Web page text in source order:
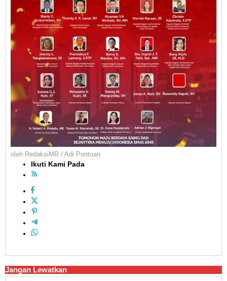
oleh RedaksiMR / Adi Pontoan
Ikuti Kami Pada
Jangan Lewatkan